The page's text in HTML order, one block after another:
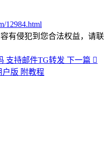
12984.html
有侵犯到您合法权益，请联
支持邮件TG转发 下一篇
版 附教程